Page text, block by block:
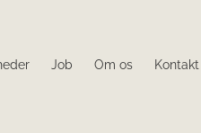
Job Om os Kontakt